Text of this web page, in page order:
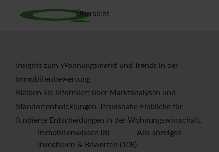
Übersicht
Insights zum Wohnungsmarkt und Trends in der
Immobilienbewertung
Bleiben Sie informiert über Marktanalysen und
Standortentwicklungen. Praxisnahe Einblicke für
fundierte Entscheidungen in der Wohnungswirtschaft.
Immobilienwissen (8)
Investieren & Bewerten (108)
Alle anzeigen